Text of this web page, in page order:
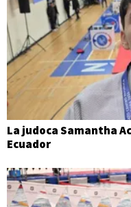
La judoca Samantha
Ecuador